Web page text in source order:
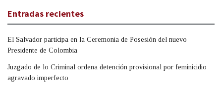
Entradas recientes
El Salvador participa en la Ceremonia de Posesión del nuevo
Presidente de Colombia
Juzgado de lo Criminal ordena detención provisional por feminicidio
agravado imperfecto